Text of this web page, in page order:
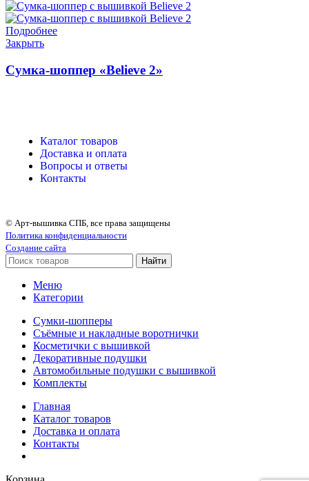
Подробнее
Закрыть
Сумка-шоппер «Believe 2»
Каталог товаров
Доставка и оплата
Вопросы и ответы
Контакты
© Арт-вышивка СПБ, все права защищены
Политика конфиденциальности
Создание сайта
Найти
Меню
Категории
Сумки-шопперы
Съёмные и накладные воротнички
Косметички с вышивкой
Декоративные подушки
Автомобильные подушки с вышивкой
Комплекты
Главная
Каталог товаров
Доставка и оплата
Контакты